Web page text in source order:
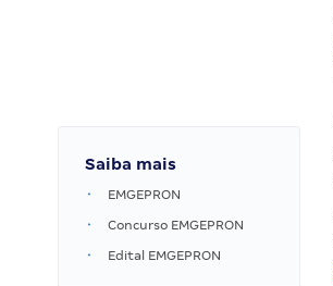
Saiba mais
EMGEPRON
Concurso EMGEPRON
Edital EMGEPRON